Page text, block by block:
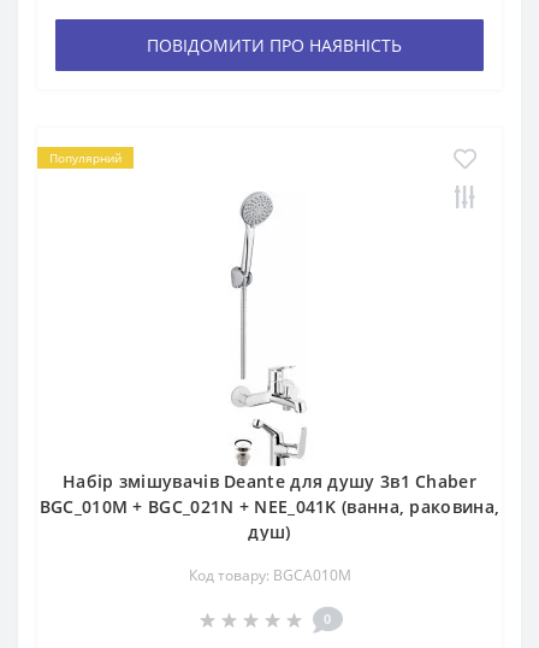
ПОВІДОМИТИ ПРО НАЯВНІСТЬ
Популярний
Набір змішувачів Deante для душу 3в1 Chaber
BGC_010M + BGC_021N + NEE_041K (ванна, раковина,
душ)
Код товару: BGCA010M
0